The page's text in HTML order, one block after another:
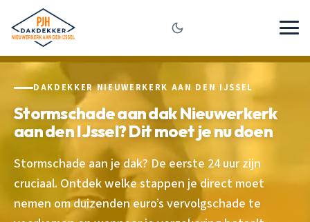
DAKDEKKER NIEUWERKERK AAN DEN IJSSEL
Stormschade aan dak Nieuwerkerk
aan den IJssel? Dit moet je nu doen
Stormschade aan je dak? De eerste 24 uur zijn
cruciaal. Ontdek welke stappen je direct moet
nemen om duizenden euro’s vervolgschade te